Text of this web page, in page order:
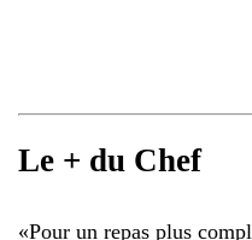
Le + du Chef
«Pour un repas plus